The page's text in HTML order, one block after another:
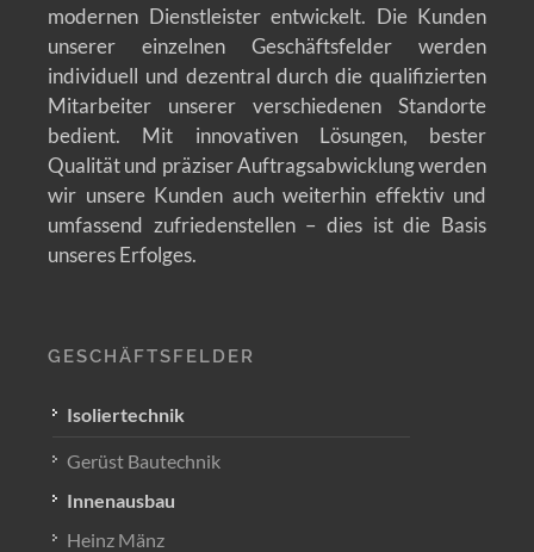
modernen Dienstleister entwickelt. Die Kunden
unserer einzelnen Geschäftsfelder werden
individuell und dezentral durch die qualifizierten
Mitarbeiter unserer verschiedenen Standorte
bedient. Mit innovativen Lösungen, bester
Qualität und präziser Auftragsabwicklung werden
wir unsere Kunden auch weiterhin effektiv und
umfassend zufriedenstellen – dies ist die Basis
unseres Erfolges.
GESCHÄFTSFELDER
Isoliertechnik
Gerüst Bautechnik
Innenausbau
Heinz Mänz